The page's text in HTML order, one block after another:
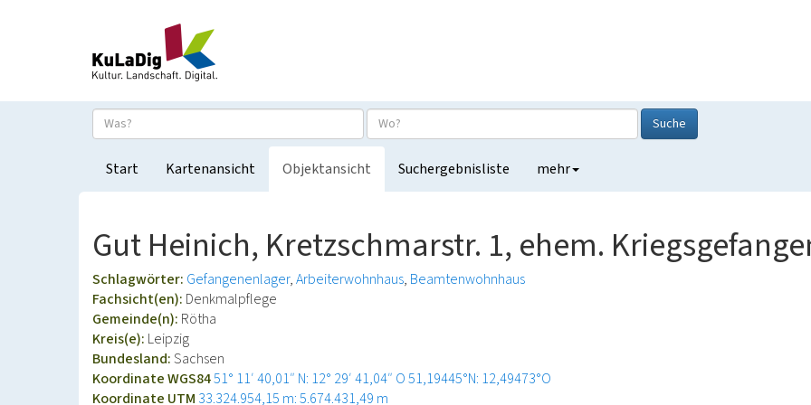
Suche
Start Kartenansicht Objektansicht Suchergebnisliste mehr
Gut Heinich, Kretzschmarstr. 1, ehem.
Schlagwörter: Gefangenenlager Arbeiterwohnhaus Beamtenwohnhaus
Fachsicht(en): Denkmalpflege
Gemeinde(n): Rötha
Kreis(e): Leipzig
Bundesland:Sachsen
Koordinate WGS8451° 11′ 40,01″ N: 12° 29′ 41,04″ O51,19445°N: 12,49473°O
Koordinate UTM 33.324.954,15 m: 5.674.431,49 m